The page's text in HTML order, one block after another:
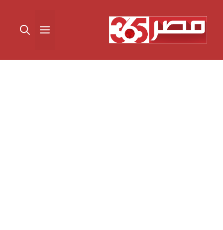
المحتوى القائمة